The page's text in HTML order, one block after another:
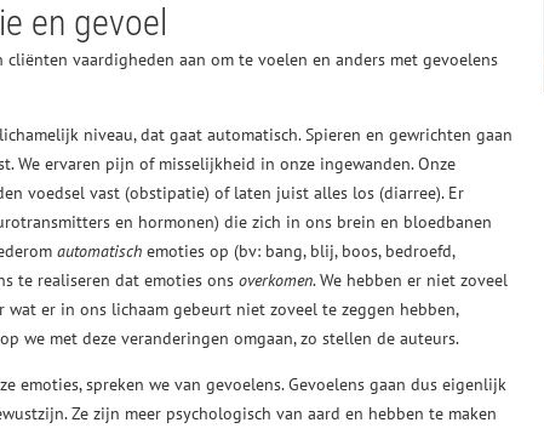
en gevoel
vaardigheden aan om te voelen en anders met gevoelens
niveau, dat gaat automatisch. Spieren en gewrichten gaan
We ervaren pijn of misselijkheid in onze ingewanden. Onze
voedsel vast (obstipatie) of laten juist alles los (diarree). Er
en hormonen) die zich in ons brein en bloedbanen
automatisch emoties op (bv: bang, blij, boos, bedroefd,
te realiseren dat emoties ons overkomen. We hebben er niet zoveel
wat er in ons lichaam gebeurt niet zoveel te zeggen hebben,
we met deze veranderingen omgaan, zo stellen de auteurs.
emoties, spreken we van gevoelens. Gevoelens gaan dus eigenlijk
Ze zijn meer psychologisch van aard en hebben te maken